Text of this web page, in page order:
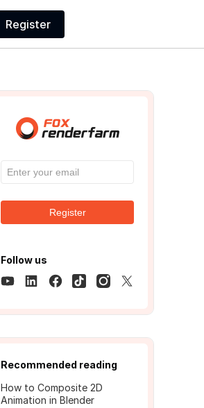
Register
Register
Follow us
Recommended reading
How to Composite 2D
Animation in Blender